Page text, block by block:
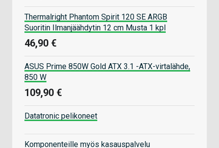
Thermalright Phantom Spirit 120 SE ARGB
Suoritin Ilmanjäähdytin 12 cm Musta 1 kpl
46,90 €
ASUS Prime 850W Gold ATX 3.1 -ATX-virtalähde,
850 W
109,90 €
Datatronic pelikoneet
Komponenteille myös kasauspalvelu